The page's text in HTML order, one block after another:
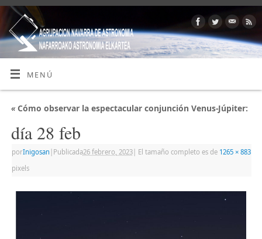
MENÚ
«Cómo observar la espectacular conjunción Venus-Júpiter:
día 28 feb
porInigosan Publicada26 febrero, 2023| El tamaño completo es de 1265 × 883
pixels